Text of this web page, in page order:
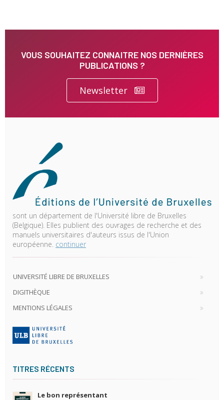
VOUS SOUHAITEZ CONNAITRE NOS DERNIÈRES
PUBLICATIONS ?
Newsletter
sont un département de l'Université libre de Bruxelles
(Belgique). Elles publient des ouvrages de recherche et des
manuels universitaires d'auteurs issus de l'Union
européenne. continuer
UNIVERSITÉ LIBRE DE BRUXELLES
DIGITHÈQUE
MENTIONS LÉGALES
TITRES RÉCENTS
Le bon représentant